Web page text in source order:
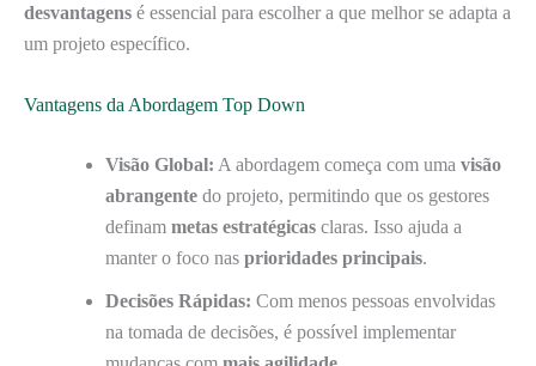
desvantagens é essencial para escolher a que melhor se adapta a
um projeto específico.
Vantagens da Abordagem Top Down
Visão Global: A abordagem começa com uma visão
abrangente do projeto, permitindo que os gestores
definam metas estratégicas claras. Isso ajuda a
manter o foco nas prioridades principais.
Decisões Rápidas: Com menos pessoas envolvidas
na tomada de decisões, é possível implementar